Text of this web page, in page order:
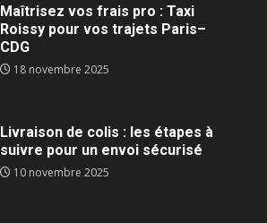
Maîtrisez vos frais pro : Taxi
Roissy pour vos trajets Paris–
CDG
18 novembre 2025
Livraison de colis : les étapes à
suivre pour un envoi sécurisé
10 novembre 2025